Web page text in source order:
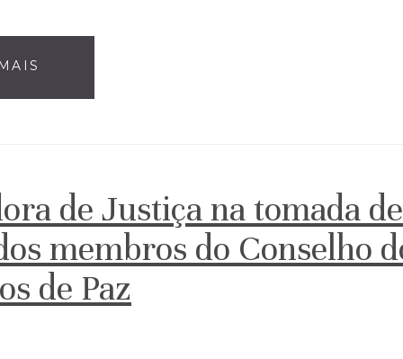
de Justiça na tomada de
membros do Conselho
de Paz